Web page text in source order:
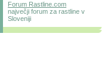
Forum Rastline.com
največji forum za rastline v
Sloveniji